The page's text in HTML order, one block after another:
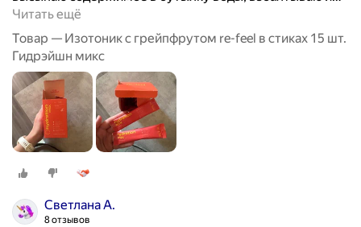
Читать ещё
Товар — Изотоник с грейпфрутом re-feel в стиках 15 шт.
Гидрэйшн микс
Светлана А.
8 отзывов